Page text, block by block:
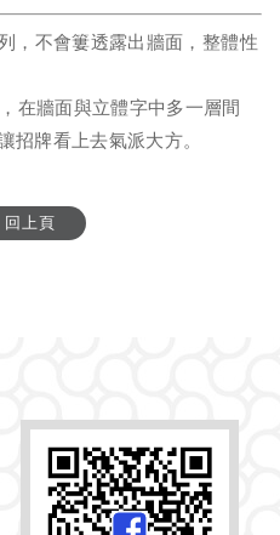
，不會簍透露出牆面，整體性
在牆面與立體字中多一層間
招牌看上去氣派大方。
回上頁